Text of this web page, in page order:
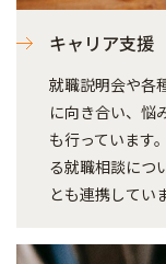
キャリア支援
就職説明会や各
に向き合い、悩
も行っています
る就職相談につ
とも連携してい